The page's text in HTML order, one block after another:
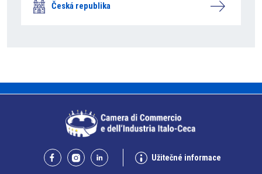
Česká republika
Užitečné informace